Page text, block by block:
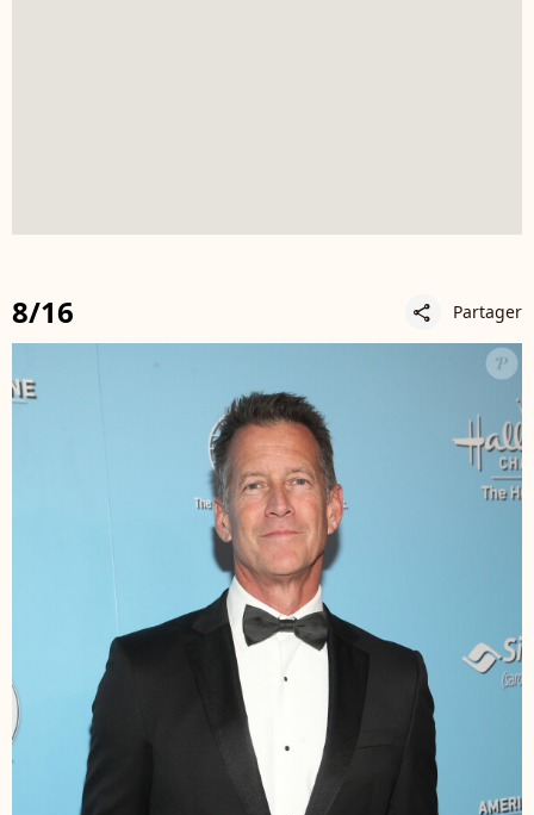
8/16 share Partager